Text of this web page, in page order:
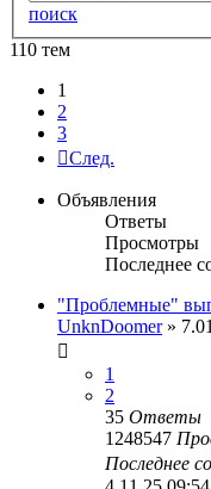
поиск
110 тем
1
2
3
След.
Объявления
Ответы
Просмотры
Последнее
"Проблемные"
UnknDoomer»
1
2
35 Ответы
1248547
Последнее